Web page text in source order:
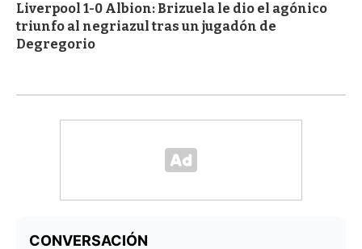
Liverpool 1-0 Albion: Brizuela le dio el agónico
triunfo al negriazul tras un jugadón de
Degregorio